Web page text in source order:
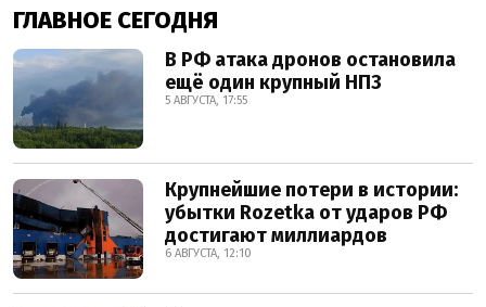
ГЛАВНОЕ СЕГОДНЯ
В РФ атака дронов остановила
ещё один крупный НПЗ
5 АВГУСТА, 17:55
Крупнейшие потери в истории:
убытки Rozetka от ударов РФ
достигают миллиардов
6 АВГУСТА, 12:10